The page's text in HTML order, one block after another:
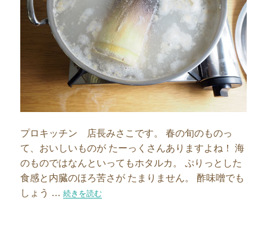
プロキッチン 店長みさこです。 春の旬のものっ
て、おいしいものが たーっくさんありますよね！ 海
のものではなんといってもホタルカ。 ぷりっとした
食感と内臓のほろ苦さが たまりません。 酢味噌でも
しょう …“冬はおでん、春はタケノコ。”の
続きを読む